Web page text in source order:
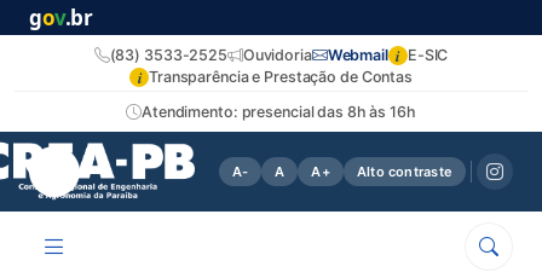
gov.br
Atendimento: presencial das 8h às 16h
(83) 3533-2525 Ouvidoria Webmail i E-SIC
i Transparência e Prestação de Contas
A- A A+ Alto contraste